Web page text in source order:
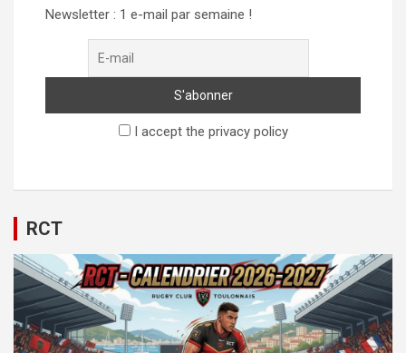
Newsletter : 1 e-mail par semaine !
I accept the privacy policy
RCT